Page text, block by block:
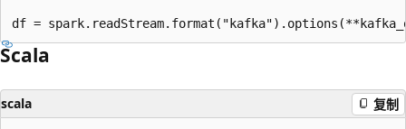
Scala
scala 复制